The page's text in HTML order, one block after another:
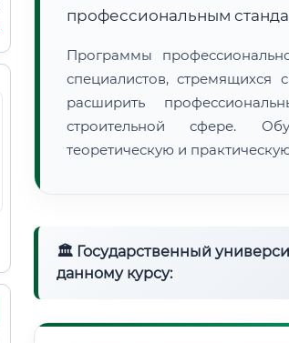
профессиональным
Программы
специалистов, стремящихся
расширить
строительной сфере.
теоретическую и
🏛 Государственный
данному курсу: